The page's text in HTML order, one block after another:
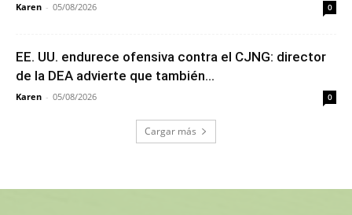
Karen - 05/08/2026 0
EE. UU. endurece ofensiva contra el CJNG: director
de la DEA advierte que también...
Karen - 05/08/2026 0
Cargar más